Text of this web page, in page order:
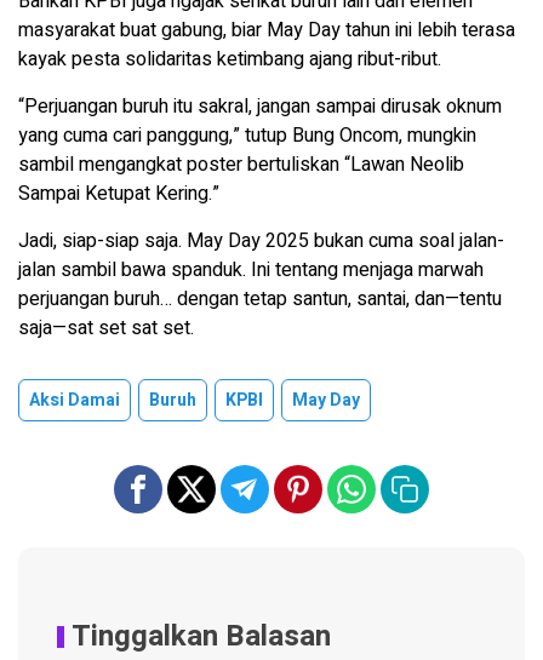
masyarakat buat gabung, biar May Day tahun ini lebih terasa
kayak pesta solidaritas ketimbang ajang ribut-ribut.
“Perjuangan buruh itu sakral, jangan sampai dirusak oknum
yang cuma cari panggung,” tutup Bung Oncom, mungkin
sambil mengangkat poster bertuliskan “Lawan Neolib
Sampai Ketupat Kering.”
Jadi, siap-siap saja. May Day 2025 bukan cuma soal jalan-
jalan sambil bawa spanduk. Ini tentang menjaga marwah
perjuangan buruh… dengan tetap santun, santai, dan—tentu
saja—sat set sat set.
Aksi Damai Buruh KPBI May Day
Tinggalkan Balasan